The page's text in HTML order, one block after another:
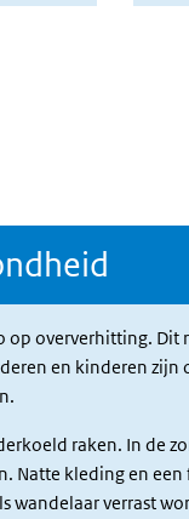
op oververhitting.
en kinderen zijn
raken. In de
Natte kleding en
wandelaar verrast